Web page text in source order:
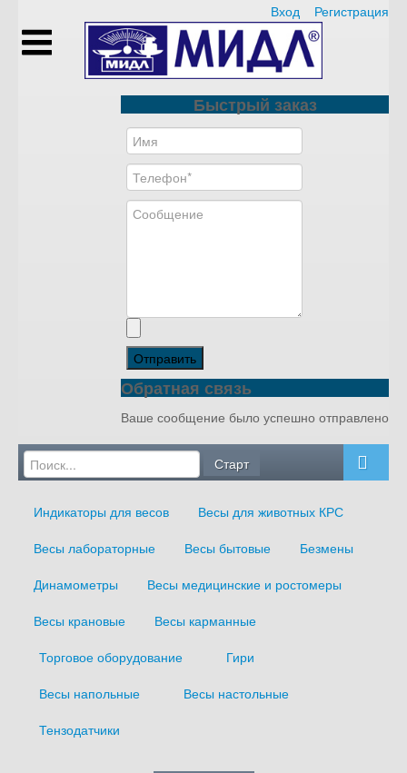
Вход Регистрация
Быстрый заказ
Отправить
Обратная связь
Ваше сообщение было успешно отправлено
Главная
Индикаторы для весов Весы для животных КРС
Весы лабораторные Весы бытовые Безмены
Динамометры Весы медицинские и ростомеры
Весы крановые Весы карманные
Торговое оборудование Гири
Весы напольные Весы настольные
Тензодатчики